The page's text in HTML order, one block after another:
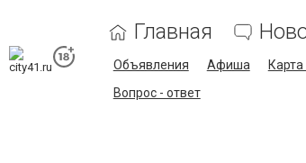
Главная
Объявления Афиша
Вопрос - ответ